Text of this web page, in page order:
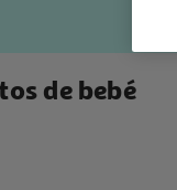
de bebé